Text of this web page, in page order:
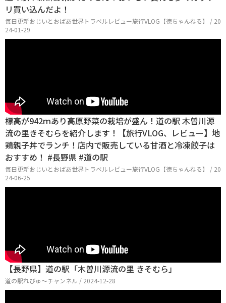
リ買い込んだよ！
毎日更新おじいとおばあ世界トラベルレビュー旅行VLOG【徳ちゃんねる】 / 20
24-01-29
標高が942ｍあり高原野菜の栽培が盛ん！道の駅 木曽川源
流の里きそむらを紹介します！【旅行VLOG、レビュー】地
鶏親子丼でランチ！店内で販売している甘酒と冷凍餃子は
おすすめ！ #長野県 #道の駅
毎日更新おじいとおばあ世界トラベルレビュー旅行VLOG【徳ちゃんねる】 / 20
24-06-25
【長野県】道の駅「木曽川源流の里 きそむら」
道の駅れびゅ〜チャンネル / 2024-12-28